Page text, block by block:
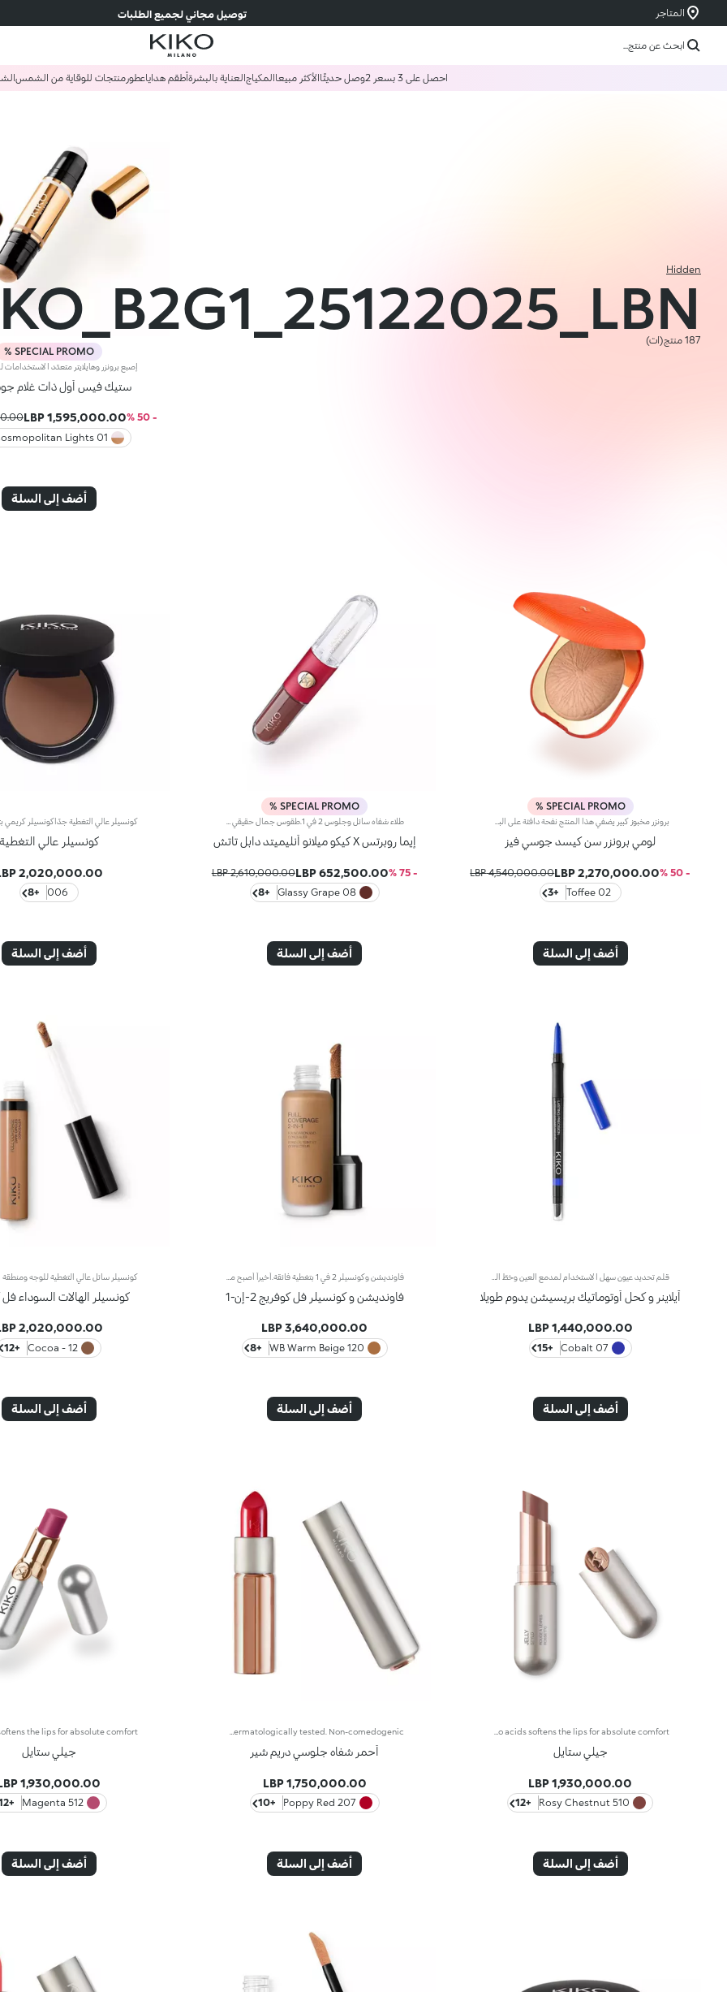
توصيل مجاني لجميع الطلبات المتاجر
ابحث عن منتج...
احصل على 3 بسعر 2 وصل حديثًاالأكثر مبيعاالمكياجالعناية بالبشرةأطقم هداياعطورمنتجات للوقاية من الشمس
Hidden
187 منتج(ات)
SPECIAL PROMO %
ستيك فيس أول ذات غلام
- 50 %
1,595,000.00 LBP
LBP
01 Cosmopolitan Lights
أضف إلى السلة
SPECIAL PROMO %
لومي برونزر سن كيسد جوسي فيز
- 50 %
2,270,000.00 LBP
4,540,000.00 LBP
02 Toffee
+3
أضف إلى السلة
SPECIAL PROMO %
إيما روبرتس X كيكو ميلانو أنليميتد دابل تاتش
- 75 %
652,500.00 LBP
2,610,000.00 LBP
08 Glassy Grape
+8
أضف إلى السلة
كونسيلر عالي التغطية
2,020,000.00 LBP
006
+8
أضف إلى السلة
آيلاينر و كحل أوتوماتيك بريسيشن يدوم طويلا
1,440,000.00 LBP
07 Cobalt
+15
أضف إلى السلة
فاونديشن و كونسيلر فل كوفريج 2-إن-1
3,640,000.00 LBP
120 WB Warm Beige
+8
أضف إلى السلة
كونسيلر الهالات السوداء فل
2,020,000.00 LBP
12 - Cocoa
+12
أضف إلى السلة
Glossy lipstick pen with wet look finish. The innovative gel texture glides onto the lips and ensures maximum performance and extreme hold. Upon application, it provides a feeling of great softness that lasts over time. The extra-shiny finish guarantees a glossy wet look result with medium-low coverage. The gel base and the enveloping polymer create an innovative soft and smooth texture, that gives unprecedented sensations. This new technology guarantees maximum performance. The combination of humectants and plant-based amino acids softens the lips for absolute comfort.
جيلي ستايل
1,930,000.00 LBP
510 Rosy Chestnut
+12
أضف إلى السلة
أحمر شفاه جلوسي دريم شير
1,750,000.00 LBP
207 Poppy Red
+10
أضف إلى السلة
جيلي ستايل
1,930,000.00 LBP
512 Magenta
+12
أضف إلى السلة